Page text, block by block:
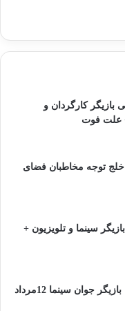
کارگردان و
علت فوت
توجه مخاطبان فضای
سینما و تلویزیون +
درگذشت مریم همتیان بازیگر جوان سینما 12مرداد